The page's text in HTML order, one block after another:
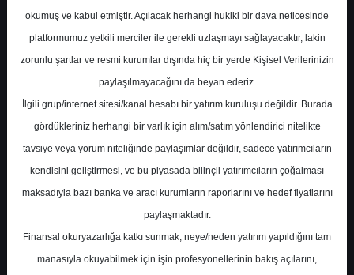
En Yüksek Tahmin
Ortalama Fiyat Tahmini
Ortalama Getiri Potansiyeli
okumuş ve kabul etmiştir. Açılacak herhangi hukiki bir dava neticesinde
platformumuz yetkili merciler ile gerekli uzlaşmayı sağlayacaktır, lakin
zorunlu şartlar ve resmi kurumlar dışında hiç bir yerde Kişisel Verilerinizin
paylaşılmayacağını da beyan ederiz.
İlgili grup/internet sitesi/kanal hesabı bir yatırım kuruluşu değildir. Burada
gördükleriniz herhangi bir varlık için alım/satım yönlendirici nitelikte
tavsiye veya yorum niteliğinde paylaşımlar değildir, sadece yatırımcıların
kendisini geliştirmesi, ve bu piyasada bilinçli yatırımcıların çoğalması
maksadıyla bazı banka ve aracı kurumların raporlarını ve hedef fiyatlarını
paylaşmaktadır.
Finansal okuryazarlığa katkı sunmak, neye/neden yatırım yapıldığını tam
manasıyla okuyabilmek için işin profesyonellerinin bakış açılarını,